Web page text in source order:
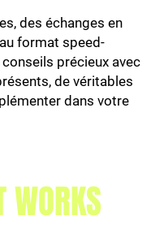
des échanges en
format speed-
précieux avec
de véritables
dans votre
WORKS